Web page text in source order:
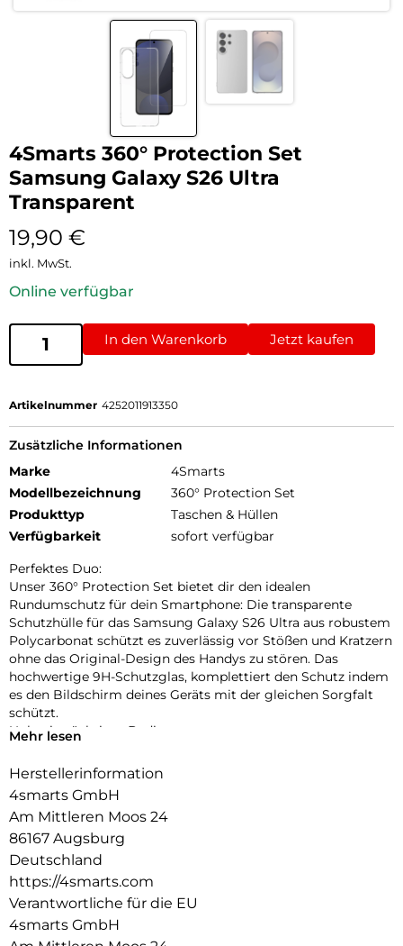
4Smarts 360° Protection Set
Samsung Galaxy S26 Ultra
Transparent
19,90 €
inkl. MwSt.
Online verfügbar
In den Warenkorb Jetzt kaufen
Artikelnummer 4252011913350
Zusätzliche Informationen
Marke
4Smarts
Modellbezeichnung
360° Protection Set
Produkttyp
Taschen & Hüllen
Verfügbarkeit
sofort verfügbar
Perfektes Duo:
Unser 360° Protection Set bietet dir den idealen
Rundumschutz für dein Smartphone: Die transparente
Schutzhülle für das Samsung Galaxy S26 Ultra aus robustem
Polycarbonat schützt es zuverlässig vor Stößen und Kratzern
ohne das Original-Design des Handys zu stören. Das
hochwertige 9H-Schutzglas, komplettiert den Schutz indem
es den Bildschirm deines Geräts mit der gleichen Sorgfalt
schützt.
Unbeeinträchtigte Bedienung:
optimalen Schutz für dein Gerät, ohne die Bedienbarkeit
Kratzern bewahrt, schützt das Schutzglas das Display, ohne
die Touchscreen-Funktionalität zu beeinträchtigen. Erlebe
uneingeschränkte Nutzung und maximalen Schutz in einem
Produkt.
Transparente Eleganz:
Entdecke den Vorteil von Schutz und Ästhetik mit unserer
Hülle. Die Transparenz der Hülle erhält das ursprüngliche
Design deines Geräts und ermöglicht es, die Farbe und die
Mehr lesen
Herstellerinformation
4smarts GmbH
Am Mittleren Moos 24
86167 Augsburg
Deutschland
https://4smarts.com
Verantwortliche für die EU
4smarts GmbH